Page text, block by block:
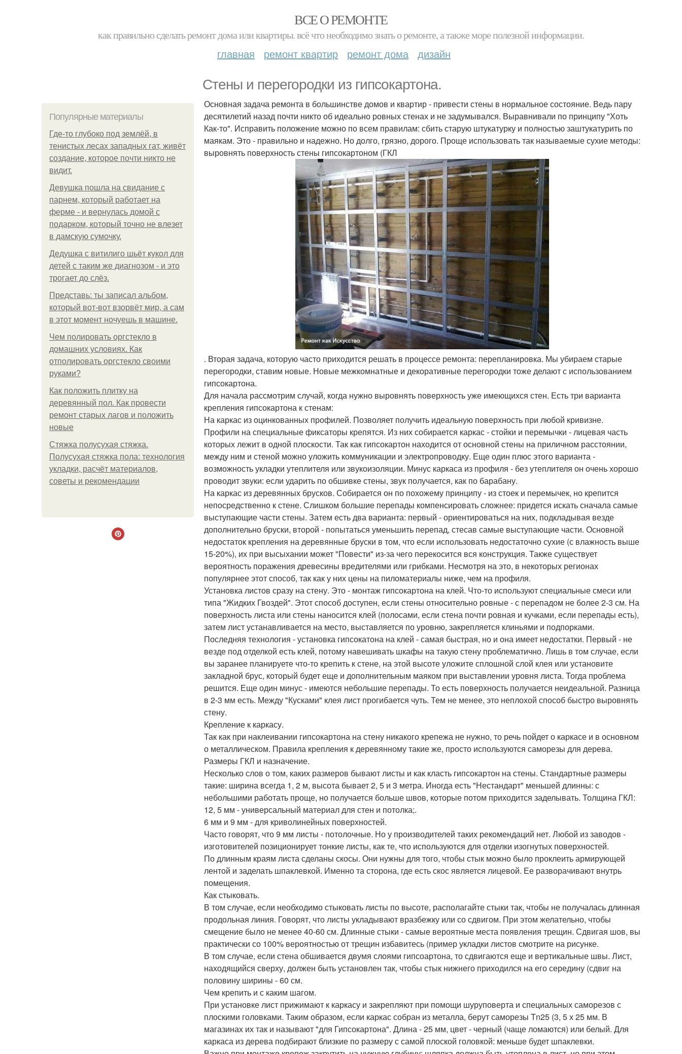
ВСЕ О РЕМОНТЕ
как правильно сделать ремонт дома или квартиры. всё что необходимо знать о ремонте, а также море полезной информации.
главная ремонт квартир ремонт дома дизайн
Стены и перегородки из гипсокартона.
Популярные материалы
Где-то глубоко под землёй, в
тенистых лесах западных гат, живёт
создание, которое почти никто не
видит.
Девушка пошла на свидание с
парнем, который работает на
ферме - и вернулась домой с
подарком, который точно не влезет
в дамскую сумочку.
Дедушка с витилиго шьёт кукол для
детей с таким же диагнозом - и это
трогает до слёз.
Представь: ты записал альбом,
который вот-вот взорвёт мир, а сам
в этот момент ночуешь в машине.
Чем полировать оргстекло в
домашних условиях. Как
отполировать оргстекло своими
руками?
Как положить плитку на
деревянный пол. Как провести
ремонт старых лагов и положить
новые
Стяжка полусухая стяжка.
Полусухая стяжка пола: технология
укладки, расчёт материалов,
советы и рекомендации
Основная задача ремонта в большинстве домов и квартир - привести стены в нормальное состояние. Ведь пару
десятилетий назад почти никто об идеально ровных стенах и не задумывался. Выравнивали по принципу "Хоть
Как-то". Исправить положение можно по всем правилам: сбить старую штукатурку и полностью заштукатурить по
маякам. Это - правильно и надежно. Но долго, грязно, дорого. Проще использовать так называемые сухие методы:
выровнять поверхность стены гипсокартоном (ГКЛ
. Вторая задача, которую часто приходится решать в процессе ремонта: перепланировка. Мы убираем старые
перегородки, ставим новые. Новые межкомнатные и декоративные перегородки тоже делают с использованием
гипсокартона.
Для начала рассмотрим случай, когда нужно выровнять поверхность уже имеющихся стен. Есть три варианта
крепления гипсокартона к стенам:
На каркас из оцинкованных профилей. Позволяет получить идеальную поверхность при любой кривизне.
Профили на специальные фиксаторы крепятся. Из них собирается каркас - стойки и перемычки - лицевая часть
которых лежит в одной плоскости. Так как гипсокартон находится от основной стены на приличном расстоянии,
между ним и стеной можно уложить коммуникации и электропроводку. Еще один плюс этого варианта -
возможность укладки утеплителя или звукоизоляции. Минус каркаса из профиля - без утеплителя он очень хорошо
проводит звуки: если ударить по обшивке стены, звук получается, как по барабану.
На каркас из деревянных брусков. Собирается он по похожему принципу - из стоек и перемычек, но крепится
непосредственно к стене. Слишком большие перепады компенсировать сложнее: придется искать сначала самые
выступающие части стены. Затем есть два варианта: первый - ориентироваться на них, подкладывая везде
дополнительно бруски, второй - попытаться уменьшить перепад, стесав самые выступающие части. Основной
недостаток крепления на деревянные бруски в том, что если использовать недостаточно сухие (с влажность выше
15-20%), их при высыхании может "Повести" из-за чего перекосится вся конструкция. Также существует
вероятность поражения древесины вредителями или грибками. Несмотря на это, в некоторых регионах
популярнее этот способ, так как у них цены на пиломатериалы ниже, чем на профиля.
Установка листов сразу на стену. Это - монтаж гипсокартона на клей. Что-то используют специальные смеси или
типа "Жидких Гвоздей". Этот способ доступен, если стены относительно ровные - с перепадом не более 2-3 см. На
поверхность листа или стены наносится клей (полосами, если стена почти ровная и кучками, если перепады есть),
затем лист устанавливается на место, выставляется по уровню, закрепляется клиньями и подпорками.
Последняя технология - установка гипсокатона на клей - самая быстрая, но и она имеет недостатки. Первый - не
везде под отделкой есть клей, потому навешивать шкафы на такую стену проблематично. Лишь в том случае, если
вы заранее планируете что-то крепить к стене, на этой высоте уложите сплошной слой клея или установите
закладной брус, который будет еще и дополнительным маяком при выставлении уровня листа. Тогда проблема
решится. Еще один минус - имеются небольшие перепады. То есть поверхность получается неидеальной. Разница
в 2-3 мм есть. Между "Кусками" клея лист прогибается чуть. Тем не менее, это неплохой способ быстро выровнять
стену.
Крепление к каркасу.
Так как при наклеивании гипсокартона на стену никакого крепежа не нужно, то речь пойдет о каркасе и в основном
о металлическом. Правила крепления к деревянному такие же, просто используются саморезы для дерева.
Размеры ГКЛ и назначение.
Несколько слов о том, каких размеров бывают листы и как класть гипсокартон на стены. Стандартные размеры
такие: ширина всегда 1, 2 м, высота бывает 2, 5 и 3 метра. Иногда есть "Нестандарт" меньшей длинны: с
небольшими работать проще, но получается больше швов, которые потом приходится заделывать. Толщина ГКЛ:
12, 5 мм - универсальный материал для стен и потолка;.
6 мм и 9 мм - для криволинейных поверхностей.
Часто говорят, что 9 мм листы - потолочные. Но у производителей таких рекомендаций нет. Любой из заводов -
изготовителей позиционирует тонкие листы, как те, что используются для отделки изогнутых поверхностей.
По длинным краям листа сделаны скосы. Они нужны для того, чтобы стык можно было проклеить армирующей
лентой и заделать шпаклевкой. Именно та сторона, где есть скос является лицевой. Ее разворачивают внутрь
помещения.
Как стыковать.
В том случае, если необходимо стыковать листы по высоте, располагайте стыки так, чтобы не получалась длинная
продольная линия. Говорят, что листы укладывают вразбежку или со сдвигом. При этом желательно, чтобы
смещение было не менее 40-60 см. Длинные стыки - самые вероятные места появления трещин. Сдвигая шов, вы
практически со 100% вероятностью от трещин избавитесь (пример укладки листов смотрите на рисунке.
В том случае, если стена обшивается двумя слоями гипсоартона, то сдвигаются еще и вертикальные швы. Лист,
находящийся сверху, должен быть установлен так, чтобы стык нижнего приходился на его середину (сдвиг на
половину ширины - 60 см.
Чем крепить и с каким шагом.
При установке лист прижимают к каркасу и закрепляют при помощи шуруповерта и специальных саморезов с
плоскими головками. Таким образом, если каркас собран из металла, берут саморезы Tn25 (3, 5 х 25 мм. В
магазинах их так и называют "для Гипсокартона". Длина - 25 мм, цвет - черный (чаще ломаются) или белый. Для
каркаса из дерева подбирают близкие по размеру с самой плоской головкой: меньше будет шпаклевки.